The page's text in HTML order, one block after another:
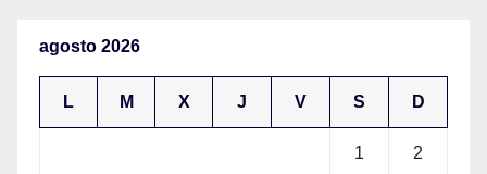
agosto 2026
L M X J V S D
1 2